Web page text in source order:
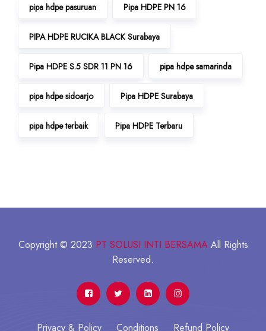
pipa hdpe pasuruan Pipa HDPE PN 16
PIPA HDPE RUCIKA BLACK Surabaya
Pipa HDPE S.5 SDR 11 PN 16 pipa hdpe samarinda
pipa hdpe sidoarjo Pipa HDPE Surabaya
pipa hdpe terbaik Pipa HDPE Terbaru
Copyright © 2023 PT SOLUSI INTI BERSAMAAll Rights
Reserved.
Privacy & Policy Conditions Refund Policy